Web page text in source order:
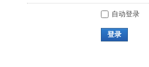
自动登录
登录